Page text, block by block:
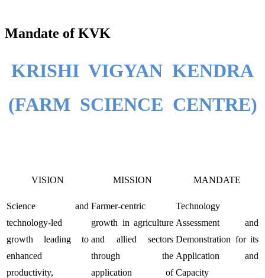
Mandate of KVK
KRISHI VIGYAN KENDRA
(FARM SCIENCE CENTRE)
VISION
Science and
technology-led
growth leading to
enhanced
productivity,
MISSION
Farmer-centric
growth in agriculture
and allied sectors
through the
application of
MANDATE
Technology
Assessment and
Demonstration for its
Application and
Capacity